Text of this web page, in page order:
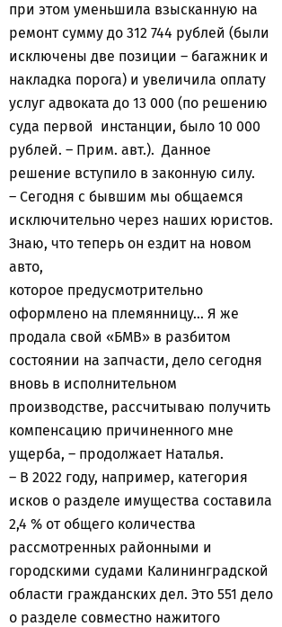
при этом уменьшила взысканную на
ремонт сумму до 312 744 рублей (были
исключены две позиции – багажник и
накладка порога) и увеличила оплату
услуг адвоката до 13 000 (по решению
суда первой инстанции, было 10 000
рублей. – Прим. авт.). Данное
решение вступило в законную силу.
– Сегодня с бывшим мы общаемся
исключительно через наших юристов.
Знаю, что теперь он ездит на новом
авто,
которое предусмотрительно
оформлено на племянницу… Я же
продала свой «БМВ» в разбитом
состоянии на запчасти, дело сегодня
вновь в исполнительном
производстве, рассчитываю получить
компенсацию причиненного мне
ущерба, – продолжает Наталья.
– В 2022 году, например, категория
исков о разделе имущества составила
2,4 % от общего количества
рассмотренных районными и
городскими судами Калининградской
области гражданских дел. Это 551 дело
о разделе совместно нажитого